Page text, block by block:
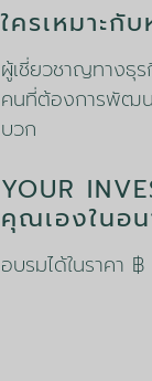
ใครเหมาะกั
ผู้เชี่ยวชาญทางธุ
คนที่ต้องการพัฒน
บวก
YOUR
คุณเองในอ
อบรมได้ในราคา